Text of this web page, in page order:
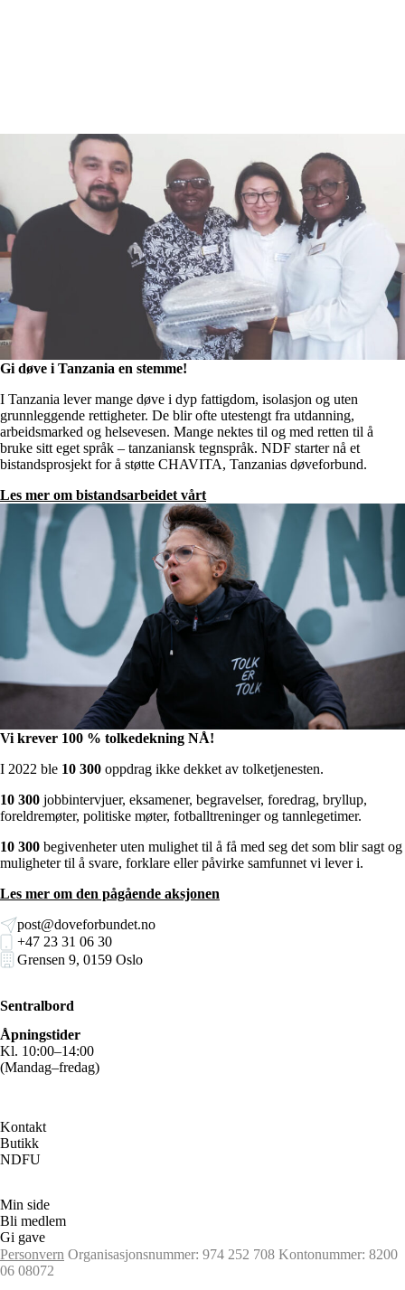
Gi døve i Tanzania en stemme!
I Tanzania lever mange døve i dyp fattigdom, isolasjon og uten
grunnleggende rettigheter. De blir ofte utestengt fra utdanning,
arbeidsmarked og helsevesen. Mange nektes til og med retten til å
bruke sitt eget språk – tanzaniansk tegnspråk. NDF starter nå et
bistandsprosjekt for å støtte CHAVITA, Tanzanias døveforbund.
Les mer om bistandsarbeidet vårt
Vi krever 100 % tolkedekning NÅ!
I 2022 ble 10 300 oppdrag ikke dekket av tolketjenesten.
10 300 jobbintervjuer, eksamener, begravelser, foredrag, bryllup,
foreldremøter, politiske møter, fotballtreninger og tannlegetimer.
10 300 begivenheter uten mulighet til å få med seg det som blir sagt og
muligheter til å svare, forklare eller påvirke samfunnet vi lever i.
Les mer om den pågående aksjonen
post@doveforbundet.no
+47 23 31 06 30
Grensen 9, 0159 Oslo
Sentralbord
Åpningstider
Kl. 10:00–14:00
(Mandag–fredag)
Kontakt
Butikk
NDFU
Min side
Bli medlem
Gi gave
Personvern Organisasjonsnummer: 974 252 708 Kontonummer: 8200
06 08072